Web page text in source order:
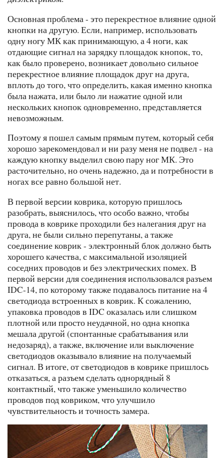
Основная проблема - это перекрестное влияние одной
кнопки на другую. Если, например, использовать
одну ногу МК как принимающую, а 4 ноги, как
отдающие сигнал на зарядку площадок кнопок, то,
как было проверено, возникает довольно сильное
перекрестное влияние площадок друг на друга,
вплоть до того, что определить, какая именно кнопка
была нажата, или было ли нажатие одной или
нескольких кнопок одновременно, представляется
невозможным.
Поэтому я пошел самым прямым путем, который себя
хорошо зарекомендовал и ни разу меня не подвел - на
каждую кнопку выделил свою пару ног МК. Это
расточительно, но очень надежно, да и потребности в
ногах все равно большой нет.
В первой версии коврика, которую пришлось
разобрать, выяснилось, что особо важно, чтобы
провода в коврике проходили без налегания друг на
друга, не были сильно перепутаны, а также
соединение коврик - электронный блок должно быть
хорошего качества, с максимальной изоляцией
соседних проводов и без электрических помех. В
первой версии для соединения использовался разъем
IDC-14, по которому также подавалось питание на 4
светодиода встроенных в коврик. К сожалению,
упаковка проводов в IDC оказалась или слишком
плотной или просто неудачной, но одна кнопка
мешала другой (спонтанные срабатывания или
недозаряд), а также, включение или выключение
светодиодов оказывало влияние на получаемый
сигнал. В итоге, от светодиодов в коврике пришлось
отказаться, а разъем сделать однорядный 8
контактный, что также уменьшило количество
проводов под ковриком, что улучшило
чувствительность и точность замера.